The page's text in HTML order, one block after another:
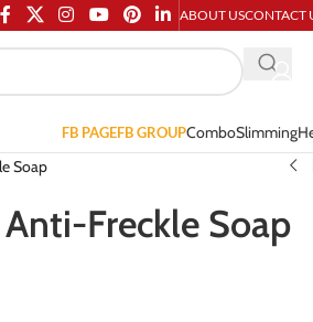
ABOUT USCONTACT
FB PAGEFB GROUPComboSlimming
Soap
Freckle Soap